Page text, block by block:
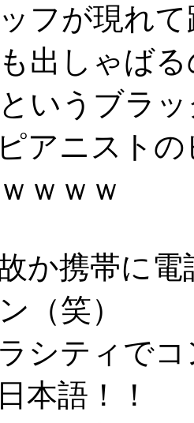
フが現れ
出しゃば
いうブラ
アニスト
ｗｗｗ
か携帯に
（笑）
ラシティで
本語！！